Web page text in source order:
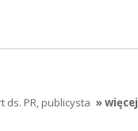
PR, publicysta » więcej